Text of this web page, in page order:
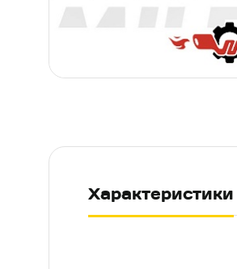
Характеристики